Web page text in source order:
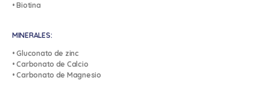
• Biotina
MINERALES:
• Gluconato de zinc
• Carbonato de Calcio
• Carbonato de Magnesio